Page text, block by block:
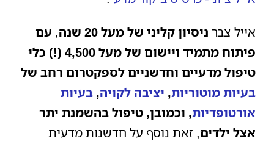
אייל צבר ניסיון קליני של מעל 20 שנה , עם
פיתוח מתמיד ויישום של מעל 4,500 (!) כלי
טיפול מדעיים וחדשניים לספקטרום רחב של
בעיות מוטוריות, יציבה לקויה, בעיות
אורטופדיות, וכמובן, טיפול בהשמנת יתר
אצל ילדים, זאת נוסף על חדשנות מדעית